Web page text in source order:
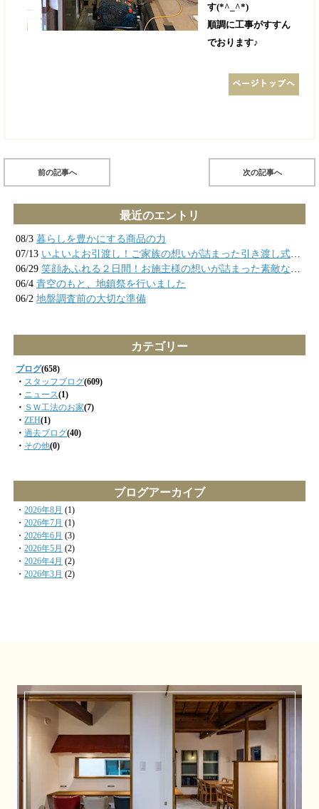
す(*^_^*)
順調に工事がすすん
でおります♪
前の記事へ 次の記事へ
最近のエントリ
08/3 暮らしを豊かにする商品の力
07/13 いよいよお引渡し！ご家族の想いが詰まった引き渡し式の様子
06/29 笑顔あふれる２日間！お施主様の想いが詰まった素敵なお家が完成しました
06/4 青空のもと、地鎮祭を行いました
06/2 地盤調査前の大切な準備
カテゴリー
ブログ(658)
・ スタッフブログ(609)
・ ニュース(1)
・ ＳＷ工法のお家(7)
・ ZEH(1)
・ 過去ブログ(40)
・ その他(0)
ブログアーカイブ
・ 2026年8月 (1)
・ 2026年7月 (1)
・ 2026年6月 (3)
・ 2026年5月 (2)
・ 2026年4月 (2)
・ 2026年3月 (2)